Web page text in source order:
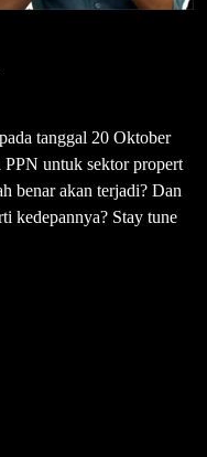
tanggal 20 Oktober
untuk sektor propert
benar akan terjadi? Dan
kedepannya? Stay tune